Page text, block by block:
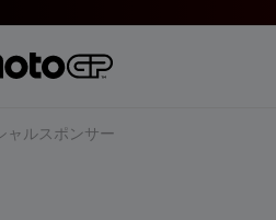
ャルスポンサー